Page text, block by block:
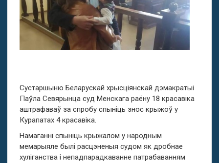
Сустаршыню Беларускай хрысціянскай дэмакратыі
Паўла Севярынца суд Менскага раёну 18 красавіка
аштрафаваў за спробу спыніць знос крыжоў у
Курапатах 4 красавіка.
Намаганні спыніць крыжалом у народным
мемарыяле былі расцэненыя судом як дробнае
хуліганства і непадпарадкаванне патрабаванням